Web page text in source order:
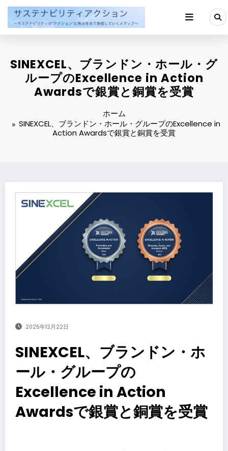
ン
SINEXCEL、ブランドン・ホール・グ
ループのExcellence in Action
Awardsで銀賞と銅賞を受賞
ホーム
SINEXCEL、ブランドン・ホール・グループのExcellence in
Action Awardsで銀賞と銅賞を受賞
2025年12月22日
SINEXCEL、ブランドン・ホ
ール・グループの
Excellence in Action
Awardsで銀賞と銅賞を受賞